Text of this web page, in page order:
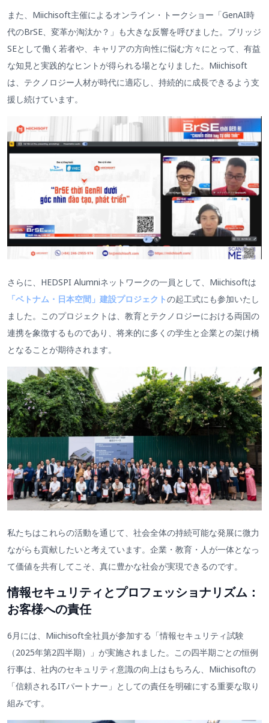
また、Miichisoft主催によるオンライン・トークショー「GenAI時
代のBrSE、変革か淘汰か？」も大きな反響を呼びました。ブリッジ
SEとして働く若者や、キャリアの方向性に悩む方々にとって、有益
な知見と実践的なヒントが得られる場となりました。Miichisoft
は、テクノロジー人材が時代に適応し、持続的に成長できるよう支
援し続けています。
さらに、HEDSPI Alumniネットワークの一員として、Miichisoftは
「ベトナム・日本空間」建設プロジェクトの起工式にも参加いたし
ました。このプロジェクトは、教育とテクノロジーにおける両国の
連携を象徴するものであり、将来的に多くの学生と企業との架け橋
となることが期待されます。
私たちはこれらの活動を通じて、社会全体の持続可能な発展に微力
ながらも貢献したいと考えています。企業・教育・人が一体となっ
て価値を共有してこそ、真に豊かな社会が実現できるのです。
情報セキュリティとプロフェッショナリズム：
お客様への責任
6月には、Miichisoft全社員が参加する「情報セキュリティ試験
（2025年第2四半期）」が実施されました。この四半期ごとの恒例
行事は、社内のセキュリティ意識の向上はもちろん、Miichisoftの
「信頼されるITパートナー」としての責任を明確にする重要な取り
組みです。